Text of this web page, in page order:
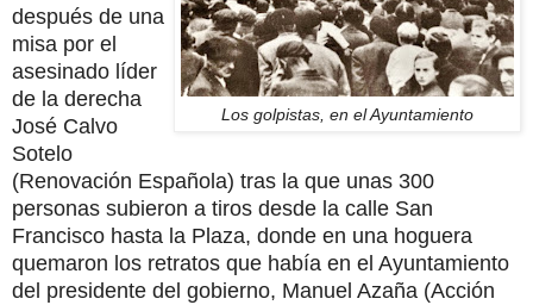
Los golpistas, en el Ayuntamiento
después de una
misa por el
asesinado líder
de la derecha
José Calvo
Sotelo
(Renovación Española) tras la que unas 300
personas subieron a tiros desde la calle San
Francisco hasta la Plaza, donde en una hoguera
quemaron los retratos que había en el Ayuntamiento
del presidente del gobierno, Manuel Azaña (Acción